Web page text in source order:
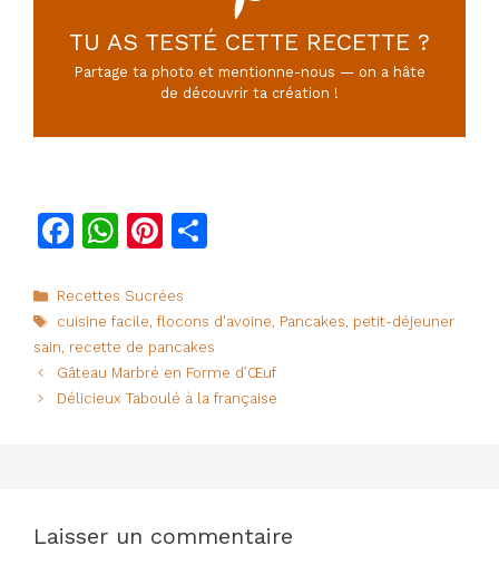
TU AS TESTÉ CETTE RECETTE ?
Partage ta photo et mentionne-nous — on a hâte
de découvrir ta création !
F
c
e
b
o
W
at
s
A
p
Pi
te
re
st
g
er
Catégories
Recettes Sucrées
Étiquettes
cuisine facile,flocons d'avoine, Pancakes, petit-déjeuner
sain, recette de pancakes
Gâteau Marbré en Forme d’Œuf
Délicieux Taboulé à la française
Laisser un commentaire